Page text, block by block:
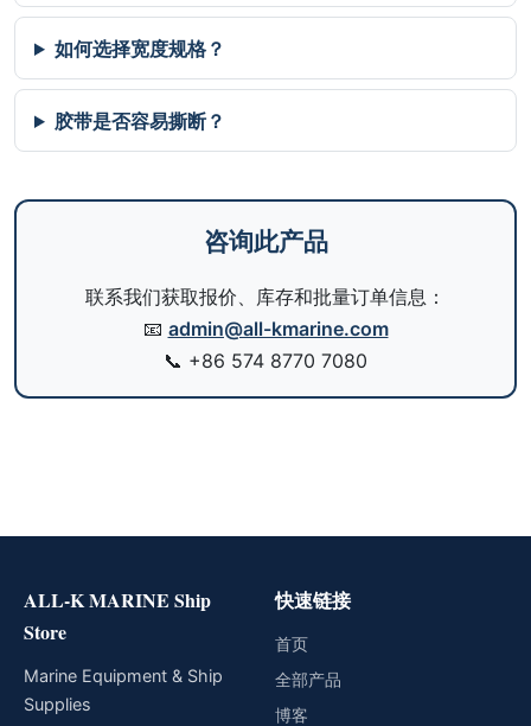
如何选择宽度规格？
胶带是否容易撕断？
咨询此产品
联系我们获取报价、库存和批量订单信息：
📧 admin@all-kmarine.com
📞 +86 574 8770 7080
ALL-K MARINE Ship
Store
Marine Equipment & Ship
Supplies
快速链接
首页
全部产品
博客